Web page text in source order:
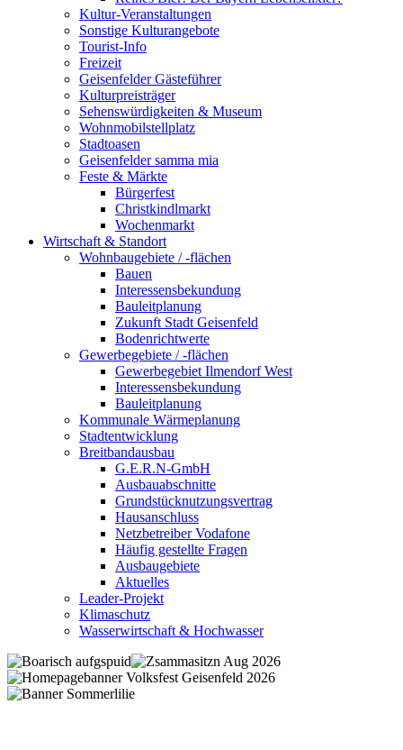
Kultur-Veranstaltungen
Sonstige Kulturangebote
Tourist-Info
Freizeit
Geisenfelder Gästeführer
Kulturpreisträger
Sehenswürdigkeiten & Museum
Wohnmobilstellplatz
Stadtoasen
Geisenfelder samma mia
Feste & Märkte
Bürgerfest
Christkindlmarkt
Wochenmarkt
Wirtschaft & Standort
Wohnbaugebiete / -flächen
Bauen
Interessensbekundung
Bauleitplanung
Zukunft Stadt Geisenfeld
Bodenrichtwerte
Gewerbegebiete / -flächen
Gewerbegebiet Ilmendorf West
Interessensbekundung
Bauleitplanung
Kommunale Wärmeplanung
Stadtentwicklung
Breitbandausbau
G.E.R.N-GmbH
Ausbauabschnitte
Grundstücknutzungsvertrag
Hausanschluss
Netzbetreiber Vodafone
Häufig gestellte Fragen
Ausbaugebiete
Aktuelles
Leader-Projekt
Klimaschutz
Wasserwirtschaft & Hochwasser